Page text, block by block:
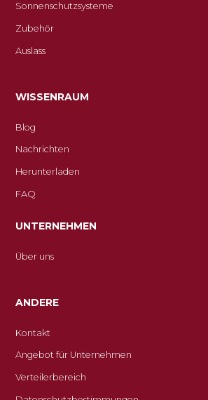
Sonnenschutzsysteme
Zubehör
Auslass
WISSENRAUM
Blog
Nachrichten
Herunterladen
FAQ
UNTERNEHMEN
Über uns
ANDERE
Kontakt
Angebot für Unternehmen
Verteilerbereich